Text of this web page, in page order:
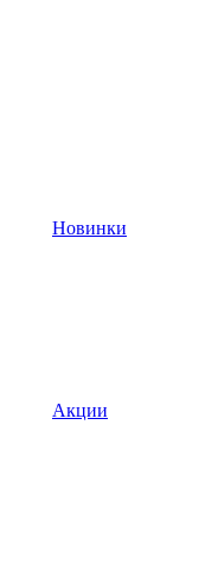
Новинки
Акции